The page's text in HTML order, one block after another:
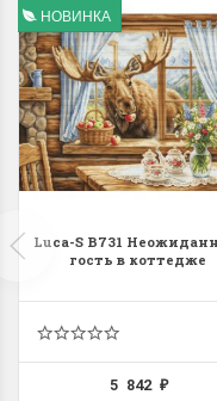
НОВИНКА
Luca-S B731
гость в коттедже
5 842 ₽